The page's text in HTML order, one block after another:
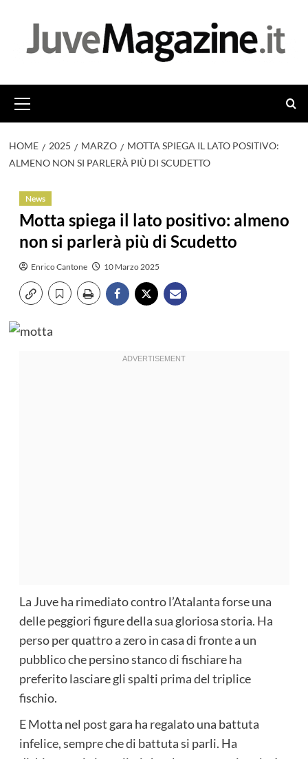
principale
HOME 2025 MARZO
MOTTA SPIEGA IL LATO POSITIVO:
ALMENO NON SI PARLERÀ PIÙ DI SCUDETTO
News
Motta spiega il lato positivo: almeno
non si parlerà più di Scudetto
Enrico Cantone 10 Marzo 2025
La Juve ha rimediato contro l’Atalanta forse una
delle peggiori figure della sua gloriosa storia. Ha
perso per quattro a zero in casa di fronte a un
pubblico che persino stanco di fischiare ha
preferito lasciare gli spalti prima del triplice
fischio.
E Motta nel post gara ha regalato una battuta
infelice, sempre che di battuta si parli. Ha